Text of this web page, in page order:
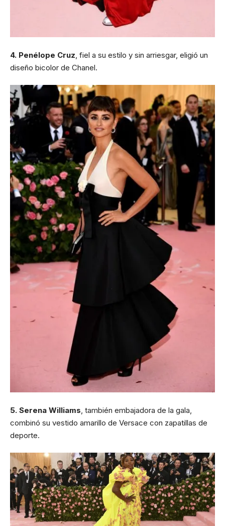
4. Penélope Cruz , fiel a su estilo y sin arriesgar, eligió un
diseño bicolor de Chanel.
5. Serena Williams , también embajadora de la gala,
combinó su vestido amarillo de Versace con zapatillas de
deporte.